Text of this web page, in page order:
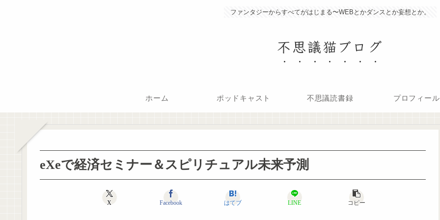
ファンタジーからすべてがはじまる〜WEBとかダンスとか妄想とか。
不思議猫ブログ
ホーム ポッドキャスト 不思議読書録 プロフィール
eXeで経済セミナー＆スピリチュアル未来予測
X Facebook はてブ LINE コピー